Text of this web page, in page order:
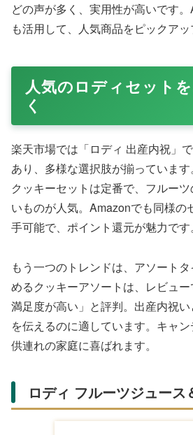
どの声が多く、実用性が高いです
も活用して、人気商品をピックアッ
人気のロディセット
く
楽天市場では「ロディ 出産内祝」
あり、多様な選択肢が揃っていま
クッキーセットは定番で、フルー
いものが人気。Amazonでも同様の
手可能で、ポイント還元が魅力です。
もう一つのトレンドは、アソート
めるクッキーアソートは、レビュ
満足度が高い」と評判。出産内祝
を伝えるのに適しています。キャ
供連れの家庭に喜ばれます。
ロディ フルーツジュース